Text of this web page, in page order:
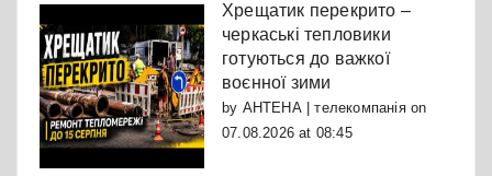
Хрещатик перекрито –
черкаські тепловики
готуються до важкої
воєнної зими
by АНТЕНА | телекомпаніяon
07.08.2026 at 08:45